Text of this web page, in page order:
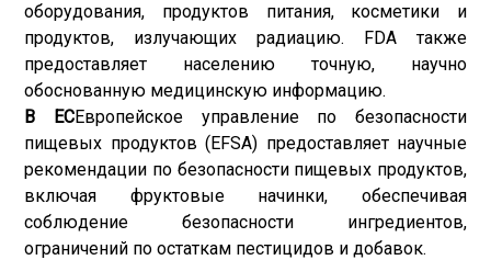
оборудования, продуктов питания, косметики и
продуктов, излучающих радиацию. FDA также
предоставляет населению точную, научно
обоснованную медицинскую информацию.
В ЕСЕвропейское управление по безопасности
пищевых продуктов (EFSA) предоставляет научные
рекомендации по безопасности пищевых продуктов,
включая фруктовые начинки, обеспечивая
соблюдение безопасности ингредиентов,
ограничений по остаткам пестицидов и добавок.